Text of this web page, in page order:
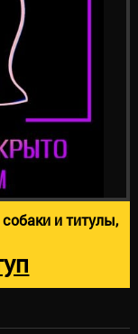
и титулы,